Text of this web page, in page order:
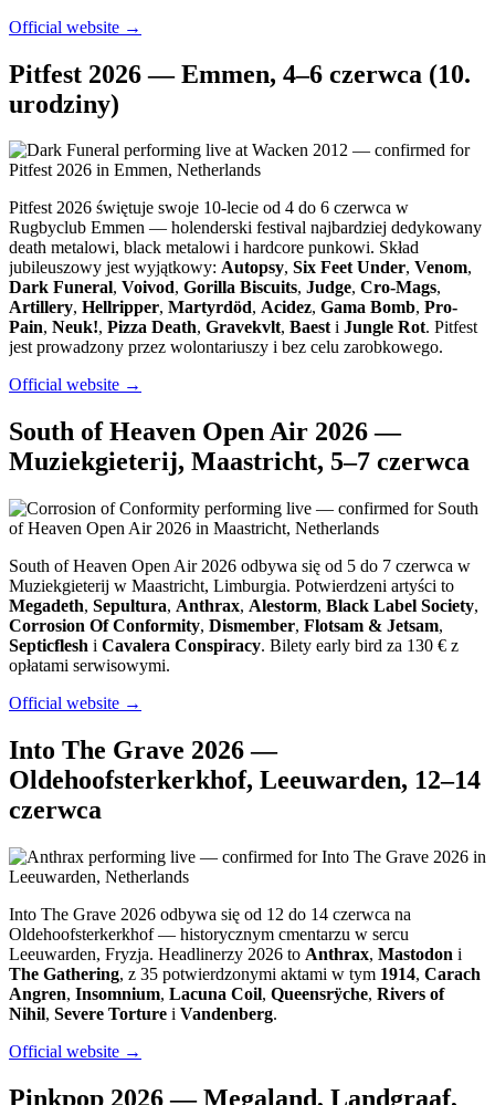
Official website →
Pitfest 2026 — Emmen, 4–6 czerwca (10.
urodziny)
Pitfest 2026 świętuje swoje 10-lecie od 4 do 6 czerwca w
Rugbyclub Emmen — holenderski festival najbardziej dedykowany
death metalowi, black metalowi i hardcore punkowi. Skład
jubileuszowy jest wyjątkowy: Autopsy, Six Feet Under, Venom,
Dark Funeral, Voivod, Gorilla Biscuits, Judge, Cro-Mags,
Artillery, Hellripper, Martyrdöd, Acidez, Gama Bomb, Pro-
Pain, Neuk!, Pizza Death, Gravekvlt, Baesti Jungle Rot. Pitfest
jest prowadzony przez wolontariuszy i bez celu zarobkowego.
Official website →
South of Heaven Open Air 2026 —
Muziekgieterij, Maastricht, 5–7 czerwca
South of Heaven Open Air 2026 odbywa się od 5 do 7 czerwca w
Muziekgieterij w Maastricht, Limburgia. Potwierdzeni artyści to
Megadeth, Sepultura, Anthrax, Alestorm, Black Label Society,
Corrosion Of Conformity, Dismember, Flotsam & Jetsam,
Septicflesh i Cavalera Conspiracy. Bilety early bird za 130 € z
opłatami serwisowymi.
Official website →
Into The Grave 2026 —
Oldehoofsterkerkhof, Leeuwarden, 12–14
czerwca
Into The Grave 2026 odbywa się od 12 do 14 czerwca na
Oldehoofsterkerkhof — historycznym cmentarzu w sercu
Leeuwarden, Fryzja. Headlinerzy 2026 to Anthrax, Mastodon i
The Gathering, z 35 potwierdzonymi aktami w tym 1914, Carach
Angren, Insomnium, Lacuna Coil, Queensrÿche, Rivers of
Nihil, Severe Torture i Vandenberg.
Official website →
Pinkpop 2026 — Megaland, Landgraaf,